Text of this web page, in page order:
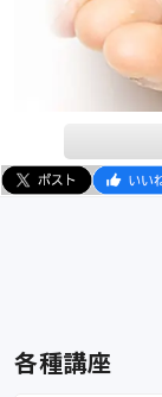
各種講座